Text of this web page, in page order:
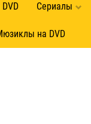
Сериалы
на DVD